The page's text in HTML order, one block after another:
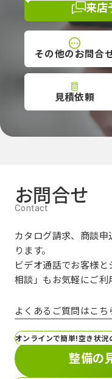
来店
その他の お問合
見積依頼
お問合せ
カタログ請求、商談
ります。
ビデオ通話でお客様
相談」も お気軽にご利
よくあるご質問はこち
オンラインで簡単!空き状況
整備の